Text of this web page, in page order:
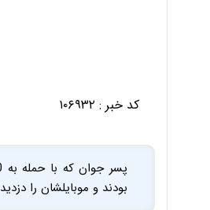
کد خبر : ۱۰۶۹۳۲
بودند و موبایلشان را